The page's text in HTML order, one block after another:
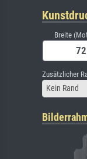
Breite
Zusätzlicher
Kein Rand